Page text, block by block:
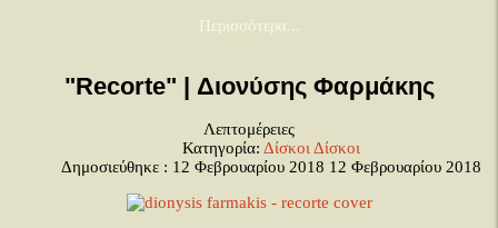
Περισσότερα...
"Recorte" | Διονύσης Φαρμάκης
Λεπτομέρειες
Κατηγορία: ΔίσκοιΔίσκοι
Δημοσιεύθηκε : 12 Φεβρουαρίου 2018 12 Φεβρουαρίου 2018